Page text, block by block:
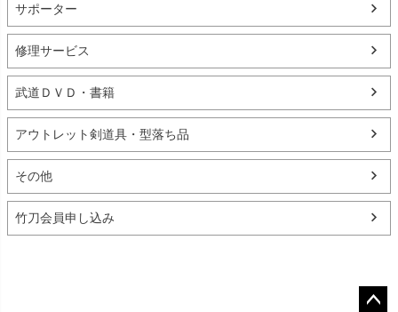
サポーター
修理サービス
武道ＤＶＤ・書籍
アウトレット剣道具・型落ち品
その他
竹刀会員申し込み